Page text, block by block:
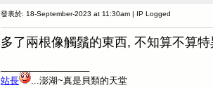
發表於: 18-September-2023 at 11:30am | IP Logged
多了兩根像觸鬚的東西, 不知算不算特
站長
...澎湖~真是貝類的天堂